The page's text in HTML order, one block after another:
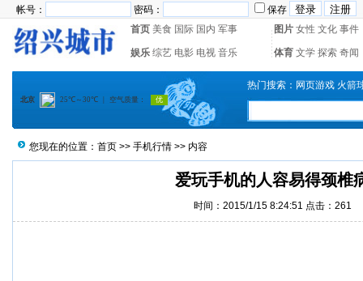
帐号： 密码：
保存
首页 美食 国际 国内 军事 图片 女性 文化 事件
娱乐 综艺 电影 电视 音乐 体育 文学 探索 奇闻
热门搜索： 网页游戏 火箭
您现在的位置： 首页 >> 手机行情 >> 内容
爱玩手机的人容易得颈椎
时间：2015/1/15 8:24:51 点击： 261